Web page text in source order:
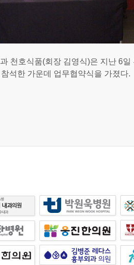
과 천호식품(회장 김영식)은 지난 6
석한 가운데 업무협약식을 가졌다.